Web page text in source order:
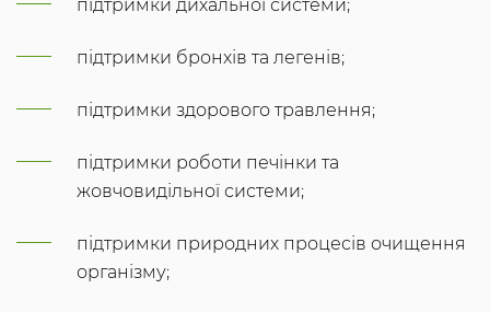
підтримки дихальної системи;
підтримки бронхів та легенів;
підтримки здорового травлення;
підтримки роботи печінки та
жовчовидільної системи;
підтримки природних процесів очищення
організму;